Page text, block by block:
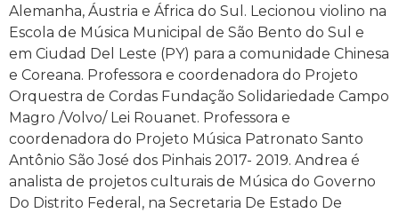
Alemanha, Áustria e África do Sul. Lecionou violino na
Escola de Música Municipal de São Bento do Sul e
em Ciudad Del Leste (PY) para a comunidade Chinesa
e Coreana. Professora e coordenadora do Projeto
Orquestra de Cordas Fundação Solidariedade Campo
Magro /Volvo/ Lei Rouanet. Professora e
coordenadora do Projeto Música Patronato Santo
Antônio São José dos Pinhais 2017- 2019. Andrea é
analista de projetos culturais de Música do Governo
Do Distrito Federal, na Secretaria De Estado De